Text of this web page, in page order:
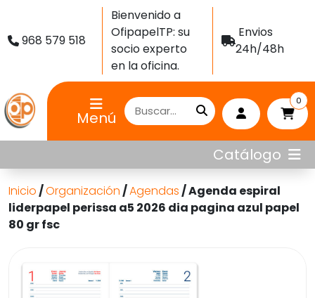
968 579 518
Bienvenido a
OfipapelTP: su
socio experto
en la oficina.
Envios
24h/48h
Menú
0
Catálogo
Inicio/Organización/Agendas/ Agenda espiral
liderpapel perissa a5 2026 dia pagina azul papel
80 gr fsc